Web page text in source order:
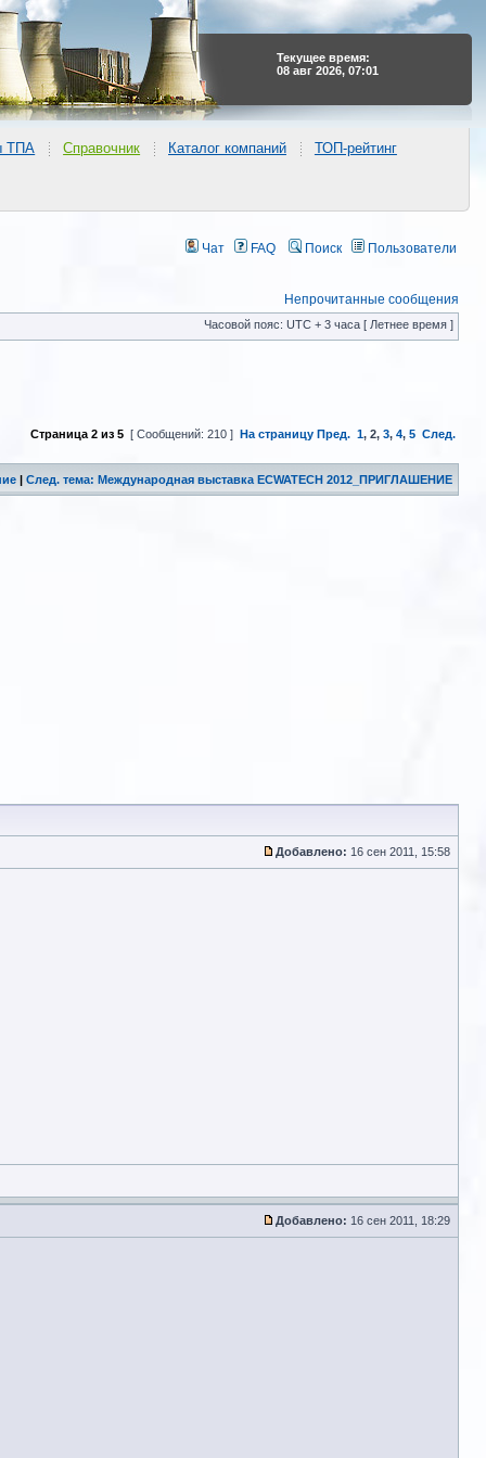
Текущее время:
08 авг 2026, 07:01
ТПА Справочник Каталог компаний ТОП-рейтинг
Чат FAQ Поиск Пользователи
Непрочитанные сообщения
Часовой пояс: UTC + 3 часа [ Летнее время ]
Страница 2 из 5 [ Сообщений: 210 ] На страницу Пред. 1, 2, 3, 4, 5 След.
| След. тема: Международная выставка ECWATECH 2012_ПРИГЛАШЕНИЕ
Добавлено: 16 сен 2011, 15:58
Добавлено: 16 сен 2011, 18:29